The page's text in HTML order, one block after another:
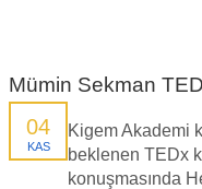
Mümin Sekman
04
KAS
Kigem Akademi
beklenen TEDx
konuşmasında